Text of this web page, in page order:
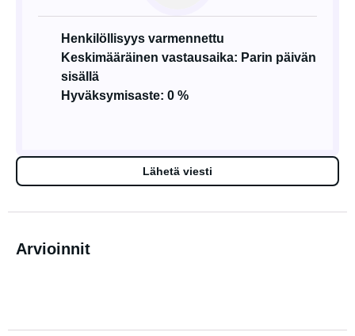
Henkilöllisyys varmennettu
Keskimääräinen vastausaika: Parin päivän
sisällä
Hyväksymisaste: 0 %
Lähetä viesti
Arvioinnit